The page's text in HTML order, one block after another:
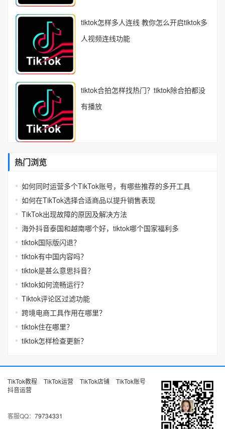
tiktok怎样多人连线 教你怎么开启tiktok多
人视频连线功能
tiktok合拍怎样找热门？tiktok除合拍都没
有播放
热门浏览
如何同时运营多个TikTok账号，有哪些推荐的多开工具
如何在TikTok选择合适商品以提升销售表现
TikTok出现故障的原因及解决方法
海外抖音泰国和越南哪个好，tiktok哪个国家福利多
tiktok国际版闪退？
tiktok有中国内容吗？
tiktok是甚么意思抖音？
tiktok如何流畅运行？
Tiktok评论区过滤功能
跨境电商工具作用在哪里？
tiktok住在哪里？
tiktok怎样检查更新？
TikTok教程 TikTok运营 TikTok店铺
TikTok账号
抖音运营
客服QQ： 79734331